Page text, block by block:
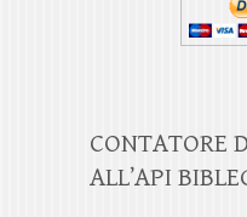
CONTATORE
ALL’API